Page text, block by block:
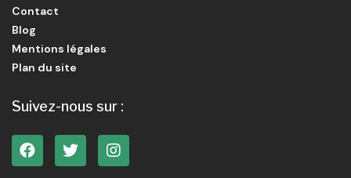
Contact
Blog
Mentions légales
Plan du site
Suivez-nous sur :